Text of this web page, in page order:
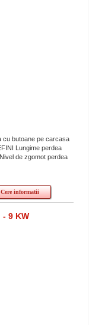
cu butoane pe carcasa
Lungime perdea
de zgomot perdea
Cere informatii
- 9 KW